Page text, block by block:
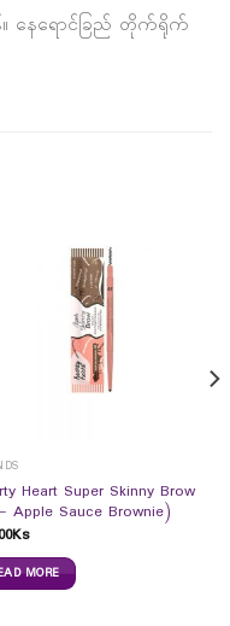
။ နေရောင်ခြည် တိုက်ရိုက်
Heart Super Skinny Brow
Apple Sauce Brownie)
Ks
MORE